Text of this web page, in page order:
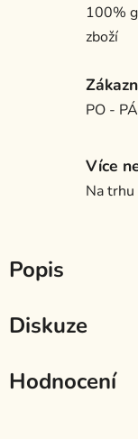
100%
zboží
PO -
Více
Na
Popis
Diskuze
Hodnocení